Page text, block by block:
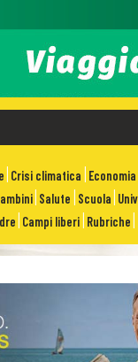
Crisi climatica Economia
Salute Scuola
Campi liberi Rubriche